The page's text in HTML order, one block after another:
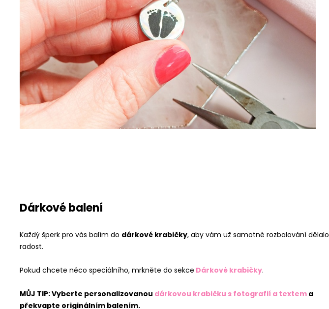
Dárkové balení
Každý šperk pro vás balím do dárkové krabičky, aby vám už samotné rozbalování dělalo
radost.
Pokud chcete něco speciálního, mrkněte do sekce Dárkové krabičky.
MŮJ TIP: Vyberte personalizovanou dárkovou krabičku s fotografií a textem a
překvapte originálním balením.